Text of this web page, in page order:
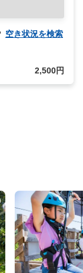
空き状況を検索
2,500円